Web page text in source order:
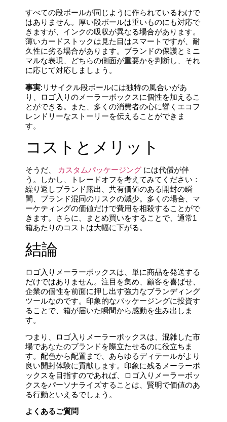
すべての段ボールが同じように作られているわけで
はありません。厚い段ボールは重いものにも対応で
きますが、インクの吸収が異なる場合があります。
薄いカードストックは見た目はスマートですが、耐
久性に劣る場合があります。ブランドの保護とミニ
マルな表現、どちらの側面が重要かを判断し、それ
に応じて対応しましょう。
事実:リサイクル段ボールには独特の風合いがあ
り、ロゴ入りのメーラーボックスに個性を加えるこ
とができる。また、多くの消費者の心に響くエコフ
レンドリーなストーリーを伝えることができま
す。
コストとメリット
そうだ、 カスタムパッケージング には代償が伴
う。しかし、トレードオフを考えてみてください：
繰り返しブランド露出、共有価値のある開封の瞬
間、ブランド混同のリスクの減少。多くの場合、マ
ーケティングの価値だけで費用を相殺することがで
きます。さらに、まとめ買いをすることで、通常1
箱あたりのコストは大幅に下がる。
結論
ロゴ入りメーラーボックスは、単に商品を発送する
だけではありません。注目を集め、顧客を喜ばせ、
企業の個性を前面に押し出す強力なブランディング
ツールなのです。印象的なパッケージングに投資す
ることで、箱が届いた瞬間から感動を生み出しま
す。
つまり、ロゴ入りメーラーボックスは、混雑した市
場であなたのブランドを際立たせるのに役立ちま
す。配色から配置まで、あらゆるディテールがより
良い開封体験に貢献します。印象に残るメーラーボ
ックスを目指すのであれば、ロゴ入りメーラーボッ
クスをパーソナライズすることは、賢明で価値のあ
る行動といえるでしょう。
よくあるご質問